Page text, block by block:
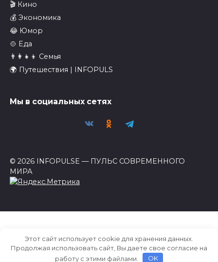
🎬 Кино
💰 Экономика
😂 Юмор
🍲 Еда
👨‍👩‍👧‍👦 Семья
🌍 Путешествия | INFOPULS
Мы в социальных сетях
© 2026 INFOPULSE — ПУЛЬС СОВРЕМЕННОГО
МИРА
Этот сайт использует cookie для хранения данных.
Продолжая использовать сайт, Вы даете свое согласие на
работу с этими файлами.
OK